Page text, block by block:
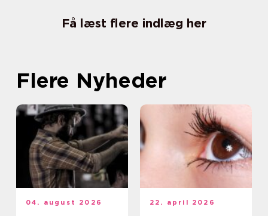
Få læst flere indlæg her
Flere Nyheder
04. august 2026 22. april 2026